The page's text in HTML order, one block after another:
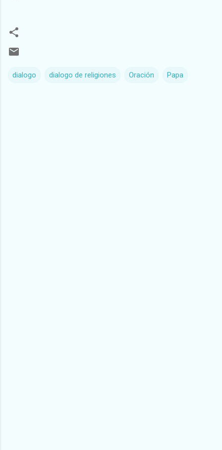
dialogo dialogo de religiones Oración Papa